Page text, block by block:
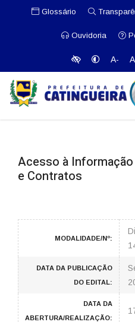
Glossário
Ouvidoria
A-
Acesso à Informação
e Contratos
MODALIDADE/Nº:
DATA DA PUBLICAÇÃO
DO EDITAL:
DATA DA
ABERTURA/REALIZAÇÃO: